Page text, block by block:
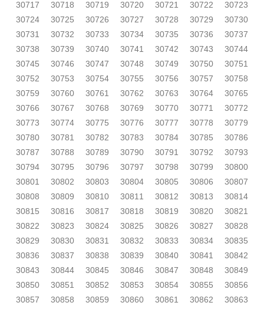
30717
30718 30719 30720 30721 30722
30723
30724
30725 30726 30727 30728 30729
30730
30731
30732 30733 30734 30735 30736
30737
30738
30739 30740 30741 30742 30743
30744
30745
30746 30747 30748 30749 30750
30751
30752
30753 30754 30755 30756 30757
30758
30759
30760 30761 30762 30763 30764
30765
30766
30767 30768 30769 30770 30771
30772
30773
30774 30775 30776 30777 30778
30779
30780
30781 30782 30783 30784 30785
30786
30787
30788 30789 30790 30791 30792
30793
30794
30795 30796 30797 30798 30799
30800
30801
30802 30803 30804 30805 30806
30807
30808
30809 30810 30811 30812 30813
30814
30815
30816 30817 30818 30819 30820
30821
30822
30823 30824 30825 30826 30827
30828
30829
30830 30831 30832 30833 30834
30835
30836
30837 30838 30839 30840 30841
30842
30843
30844 30845 30846 30847 30848
30849
30850
30851 30852 30853 30854 30855
30856
30857
30858 30859 30860 30861 30862
30863